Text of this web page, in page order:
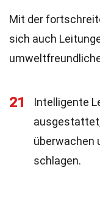
Mit der
sich auch
21
Intelligente
überwachen
schlagen.